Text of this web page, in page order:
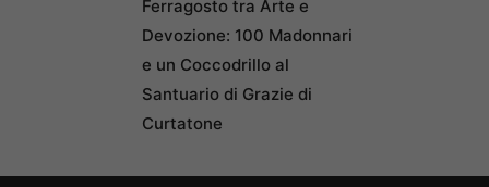
Ferragosto tra Arte e
Devozione: 100 Madonnari
e un Coccodrillo al
Santuario di Grazie di
Curtatone